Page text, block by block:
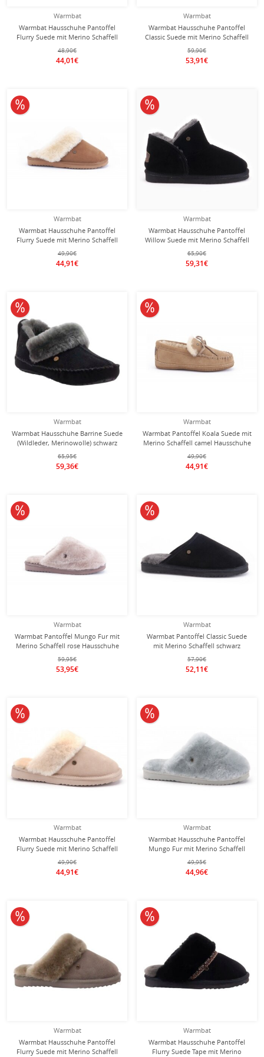
Warmbat
Warmbat Hausschuhe Pantoffel
Flurry Suede mit Merino Schaffell
camelbraun Damen
48,90€
44,01€
Warmbat
Warmbat Hausschuhe Pantoffel
Classic Suede mit Merino Schaffell
grau - 1 Paar
59,90€
53,91€
Warmbat
Warmbat Hausschuhe Pantoffel
Flurry Suede mit Merino Schaffell
cognacbraun Damen
49,90€
44,91€
10% reduziert
Warmbat
Warmbat Hausschuhe Pantoffel
Willow Suede mit Merino Schaffell
schwarz Damen
65,90€
59,31€
10% reduziert
Warmbat
Warmbat Hausschuhe Barrine Suede
(Wildleder, Merinowolle) schwarz
Damen
65,95€
59,36€
10% reduziert
Warmbat
Warmbat Pantoffel Koala Suede mit
Merino Schaffell camel Hausschuhe
Damen
49,90€
44,91€
10% reduziert
Warmbat
Warmbat Pantoffel Mungo Fur mit
Merino Schaffell rose Hausschuhe
Damen
59,95€
53,95€
10% reduziert
Warmbat
Warmbat Pantoffel Classic Suede
mit Merino Schaffell schwarz
Hausschuhe
57,90€
52,11€
10% reduziert
Warmbat
Warmbat Hausschuhe Pantoffel
Flurry Suede mit Merino Schaffell
hellbraun Damen
49,90€
44,91€
10% reduziert
Warmbat
Warmbat Hausschuhe Pantoffel
Mungo Fur mit Merino Schaffell
eisblau Damen
49,95€
44,96€
10% reduziert
Warmbat
Warmbat Hausschuhe Pantoffel
Flurry Suede mit Merino Schaffell
10% reduziert
Warmbat
Warmbat Hausschuhe Pantoffel
Flurry Suede Tape mit Merino
10% reduziert